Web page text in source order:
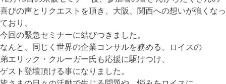
喜びの声とリクエストを頂き、大阪、関西への想いが強くなっ
ており、
今回の緊急セミナーに結びつきました。
なんと、同じく世界の企業コンサルを務める、ロイスの
弟エリック・クルーガー氏も応援に駆けつけ、
ゲスト登壇頂ける事になりました。